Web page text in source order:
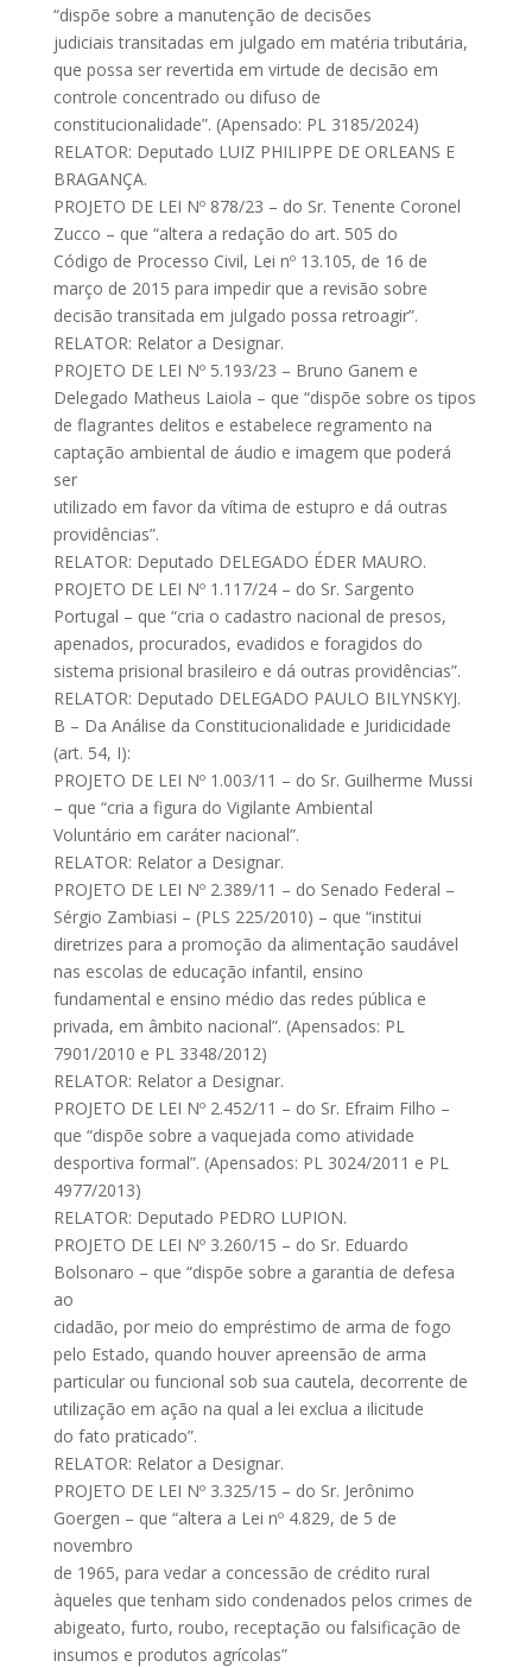
“dispõe sobre a manutenção de decisões
judiciais transitadas em julgado em matéria tributária,
que possa ser revertida em virtude de decisão em
controle concentrado ou difuso de
constitucionalidade”. (Apensado: PL 3185/2024)
RELATOR: Deputado LUIZ PHILIPPE DE ORLEANS E
BRAGANÇA.
PROJETO DE LEI Nº 878/23 – do Sr. Tenente Coronel
Zucco – que “altera a redação do art. 505 do
Código de Processo Civil, Lei nº 13.105, de 16 de
março de 2015 para impedir que a revisão sobre
decisão transitada em julgado possa retroagir”.
RELATOR: Relator a Designar.
PROJETO DE LEI Nº 5.193/23 – Bruno Ganem e
Delegado Matheus Laiola – que “dispõe sobre os tipos
de flagrantes delitos e estabelece regramento na
captação ambiental de áudio e imagem que poderá
ser
utilizado em favor da vítima de estupro e dá outras
providências”.
RELATOR: Deputado DELEGADO ÉDER MAURO.
PROJETO DE LEI Nº 1.117/24 – do Sr. Sargento
Portugal – que “cria o cadastro nacional de presos,
apenados, procurados, evadidos e foragidos do
sistema prisional brasileiro e dá outras providências”.
RELATOR: Deputado DELEGADO PAULO BILYNSKYJ.
B – Da Análise da Constitucionalidade e Juridicidade
(art. 54, I):
PROJETO DE LEI Nº 1.003/11 – do Sr. Guilherme Mussi
– que “cria a figura do Vigilante Ambiental
Voluntário em caráter nacional”.
RELATOR: Relator a Designar.
PROJETO DE LEI Nº 2.389/11 – do Senado Federal –
Sérgio Zambiasi – (PLS 225/2010) – que “institui
diretrizes para a promoção da alimentação saudável
nas escolas de educação infantil, ensino
fundamental e ensino médio das redes pública e
privada, em âmbito nacional”. (Apensados: PL
7901/2010 e PL 3348/2012)
RELATOR: Relator a Designar.
PROJETO DE LEI Nº 2.452/11 – do Sr. Efraim Filho –
que “dispõe sobre a vaquejada como atividade
desportiva formal”. (Apensados: PL 3024/2011 e PL
4977/2013)
RELATOR: Deputado PEDRO LUPION.
PROJETO DE LEI Nº 3.260/15 – do Sr. Eduardo
Bolsonaro – que “dispõe sobre a garantia de defesa
ao
cidadão, por meio do empréstimo de arma de fogo
pelo Estado, quando houver apreensão de arma
particular ou funcional sob sua cautela, decorrente de
utilização em ação na qual a lei exclua a ilicitude
do fato praticado”.
RELATOR: Relator a Designar.
PROJETO DE LEI Nº 3.325/15 – do Sr. Jerônimo
Goergen – que “altera a Lei nº 4.829, de 5 de
novembro
de 1965, para vedar a concessão de crédito rural
àqueles que tenham sido condenados pelos crimes de
abigeato, furto, roubo, receptação ou falsificação de
insumos e produtos agrícolas”